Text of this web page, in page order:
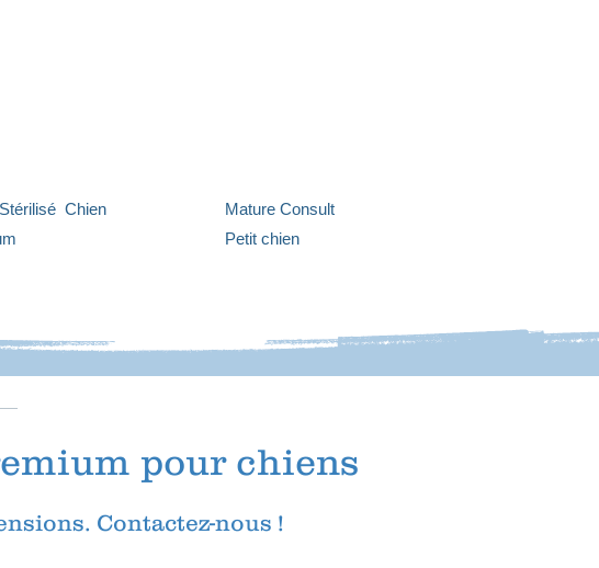
Chien
Mature Consult
Petit chien
pour chiens
Contactez-nous !